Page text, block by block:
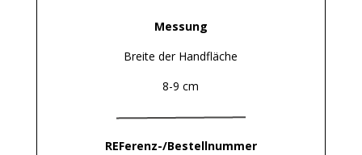
Messung
Breite der Handfläche
8-9 cm
REFerenz-/Bestellnummer